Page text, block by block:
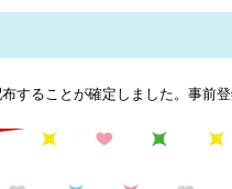
ることが確定しました。事前